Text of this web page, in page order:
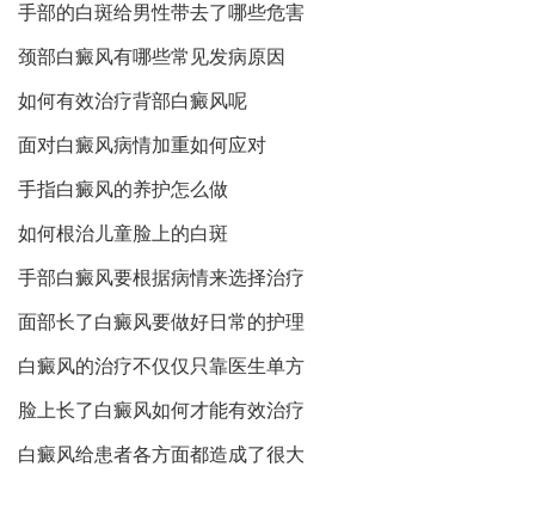
手部的白斑给男性带去了哪些危害
颈部白癜风有哪些常见发病原因
如何有效治疗背部白癜风呢
面对白癜风病情加重如何应对
手指白癜风的养护怎么做
如何根治儿童脸上的白斑
手部白癜风要根据病情来选择治疗
面部长了白癜风要做好日常的护理
白癜风的治疗不仅仅只靠医生单方
脸上长了白癜风如何才能有效治疗
白癜风给患者各方面都造成了很大